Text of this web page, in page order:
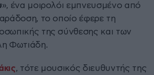
», ένα μοιρολόι εμπνευσμένο από
το οποίο έφερε τη
της σύνθεσης και των
Φωτιάδη.
, τότε μουσικός διευθυντής της